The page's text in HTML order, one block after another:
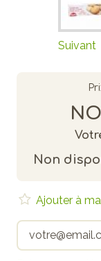
Suivant
Non
Ajouter à